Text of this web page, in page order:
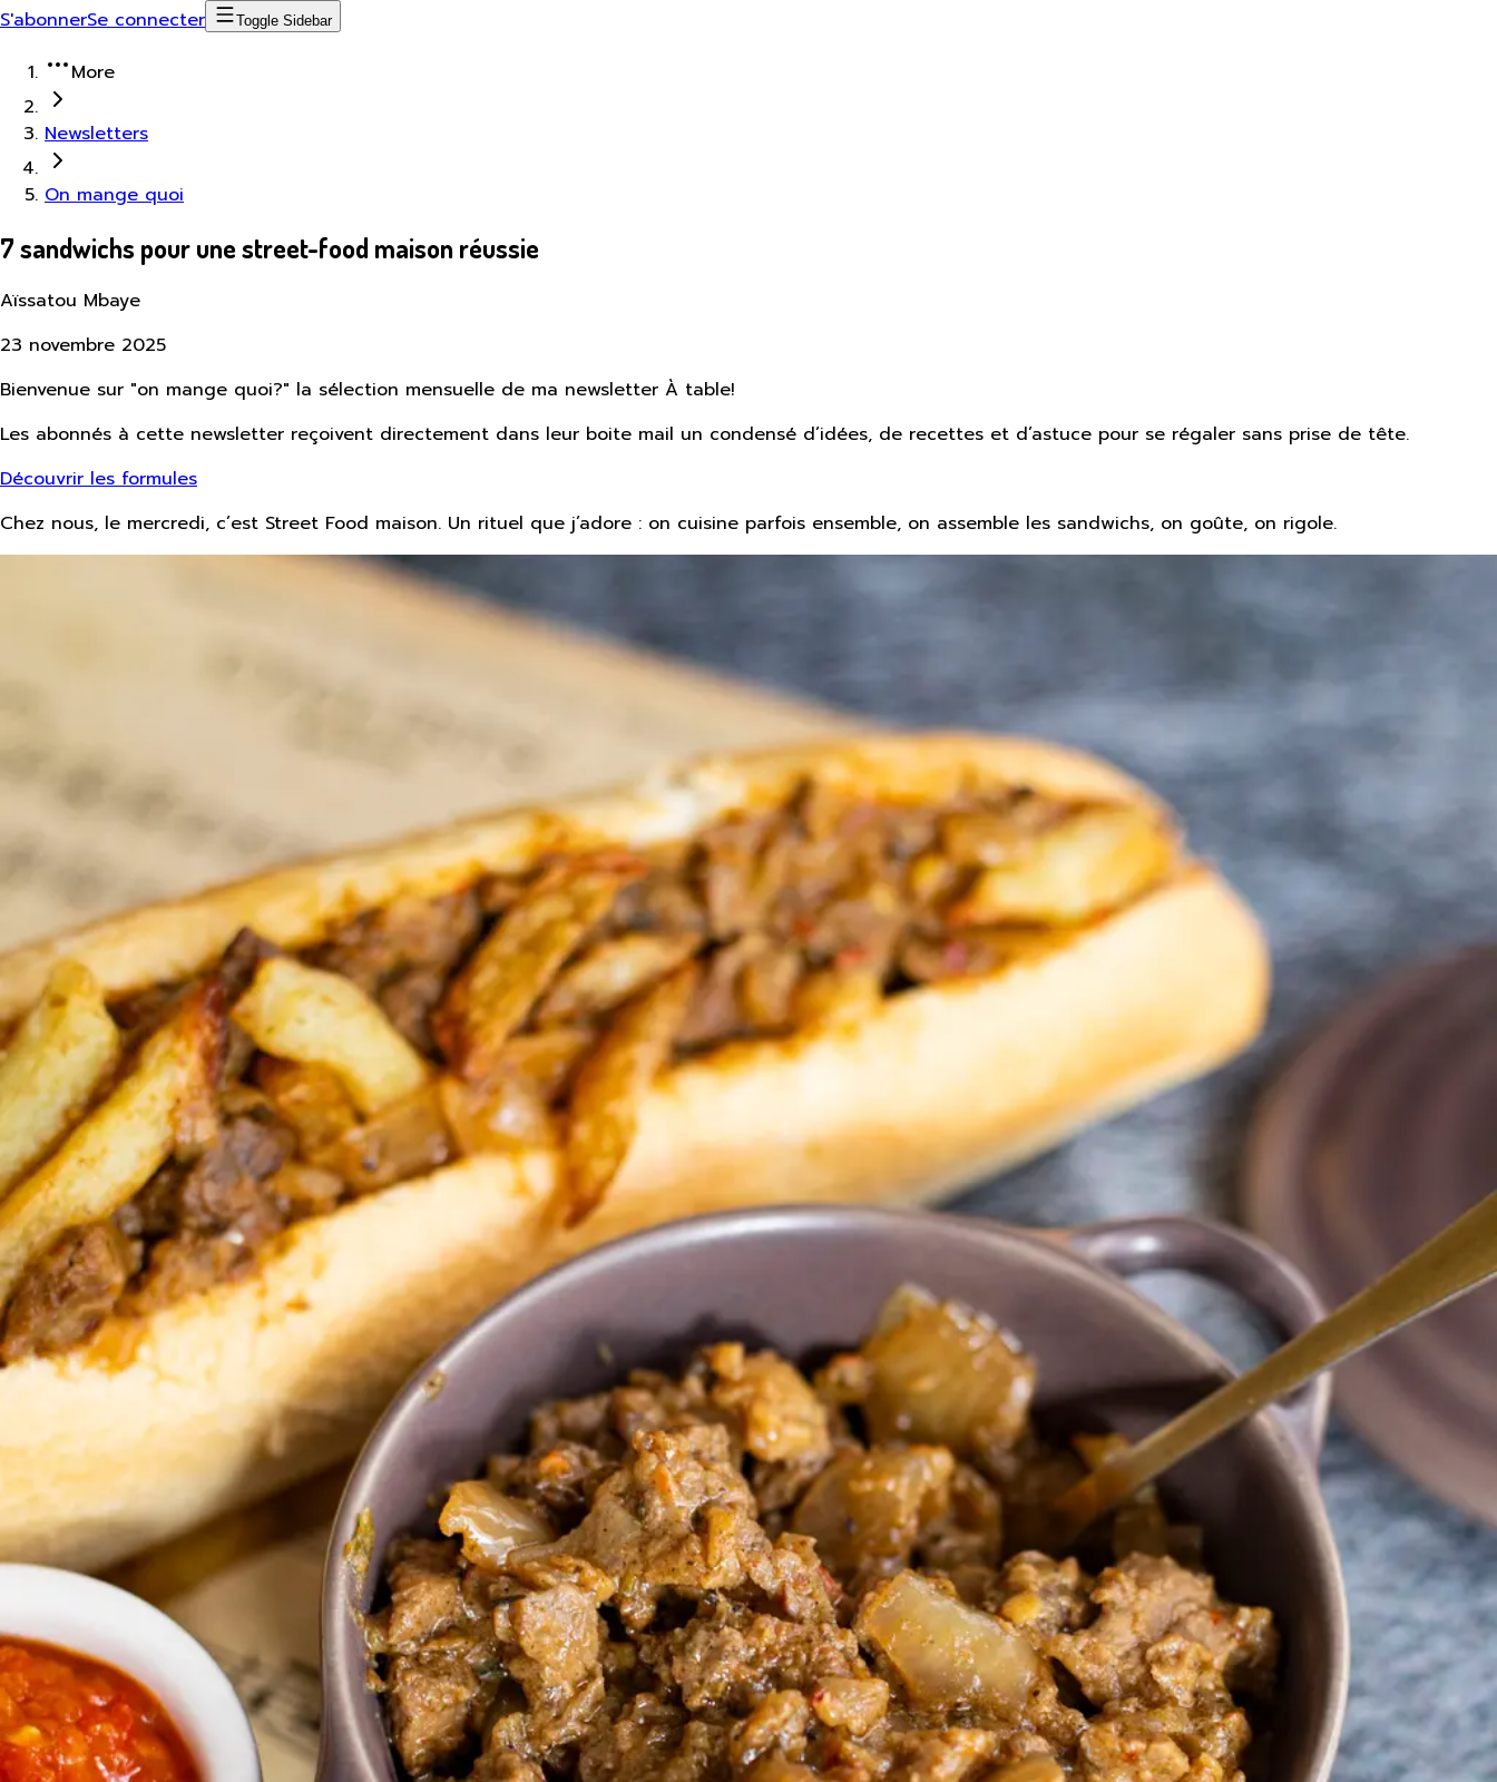
S'abonnerSe connecter Toggle Sidebar
More
Newsletters
On mange quoi
7 sandwichs pour une street-food maison réussie
Aïssatou Mbaye
23 novembre 2025
Bienvenue sur "on mange quoi?" la sélection mensuelle de ma newsletter À table!
Les abonnés à cette newsletter reçoivent directement dans leur boite mail un condensé d’idées, de recettes et d’astuce pour se régaler sans prise de tête.
Découvrir les formules
Chez nous, le mercredi, c’est Street Food maison. Un rituel que j’adore : on cuisine parfois ensemble, on assemble les sandwichs, on goûte, on rigole.